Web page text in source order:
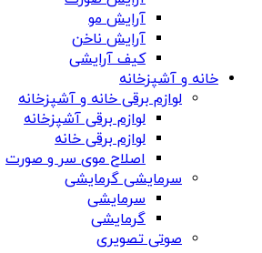
آرایش مو
آرایش ناخن
کیف آرایشی
خانه و آشپزخانه
لوازم برقی خانه و آشپزخانه
لوازم برقی آشپزخانه
لوازم برقی خانه
اصلاح موی سر و صورت
سرمایشی گرمایشی
سرمایشی
گرمایشی
صوتی تصویری